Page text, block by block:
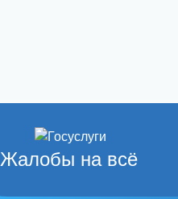
Жалобы на всё